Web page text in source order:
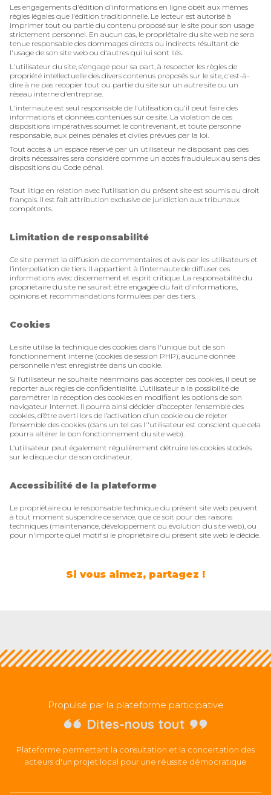
Les engagements d'édition d'informations en ligne obéit aux mêmes
règles légales que l'édition traditionnelle. Le lecteur est autorisé à
imprimer tout ou partie du contenu proposé sur le site pour son usage
strictement personnel. En aucun cas, le propriétaire du site web ne sera
tenue responsable des dommages directs ou indirects résultant de
l'usage de son site web ou d'autres qui lui sont liés.
L'utilisateur du site, s'engage pour sa part, à respecter les règles de
propriété intellectuelle des divers contenus proposés sur le site, c'est-à-
dire à ne pas recopier tout ou partie du site sur un autre site ou un
réseau interne d'entreprise.
L'internaute est seul responsable de l'utilisation qu'il peut faire des
informations et données contenues sur ce site. La violation de ces
dispositions impératives soumet le contrevenant, et toute personne
responsable, aux peines pénales et civiles prévues par la loi.
Tout accès à un espace réservé par un utilisateur ne disposant pas des
droits nécessaires sera considéré comme un accès frauduleux au sens des
dispositions du Code pénal.
Tout litige en relation avec l’utilisation du présent site est soumis au droit
français. Il est fait attribution exclusive de juridiction aux tribunaux
compétents.
Limitation de responsabilité
Ce site permet la diffusion de commentaires et avis par les utilisateurs et
l’interpellation de tiers. Il appartient à l’internaute de diffuser ces
informations avec discernement et esprit critique. La responsabilité du
propriétaire du site ne saurait être engagée du fait d’informations,
opinions et recommandations formulées par des tiers.
Cookies
Le site utilise la technique des cookies dans l'unique but de son
fonctionnement interne (cookies de session PHP), aucune donnée
personnelle n'est enregistrée dans un cookie.
Si l’utilisateur ne souhaite néanmoins pas accepter ces cookies, il peut se
reporter aux règles de confidentialité. L’utilisateur a la possibilité de
paramétrer la réception des cookies en modifiant les options de son
navigateur Internet. Il pourra ainsi décider d’accepter l’ensemble des
cookies, d’être averti lors de l’activation d’un cookie ou de rejeter
l’ensemble des cookies (dans un tel cas l''utilisateur est conscient que cela
pourra altérer le bon fonctionnement du site web).
L’utilisateur peut également régulièrement détruire les cookies stockés
sur le disque dur de son ordinateur.
Accessibilité de la plateforme
Le propriétaire ou le responsable technique du présent site web peuvent
à tout moment suspendre ce service, que ce soit pour des raisons
techniques (maintenance, développement ou évolution du site web), ou
pour n'importe quel motif si le propriétaire du présent site web le décide.
Si vous aimez, partagez !
Propulsé par la plateforme participative
Dites-nous tout
Plateforme permettant la consultation et la concertation des
acteurs d'un projet local pour une réussite démocratique